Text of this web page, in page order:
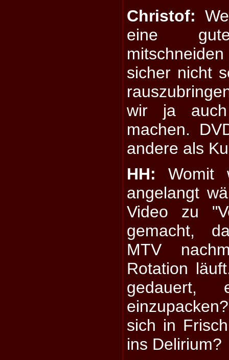
Christof:
eine gute
sicher nicht
wir ja
machen.
andere als
HH: Womit
angelangt
Video zu
gemacht,
MTV
Rotation
gedauert,
sich in
ins Delirium?